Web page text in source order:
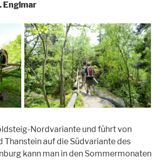
Englmar
Nordvariante und führt von
Thanstein auf die Südvariante des
kann man in den Sommermonaten